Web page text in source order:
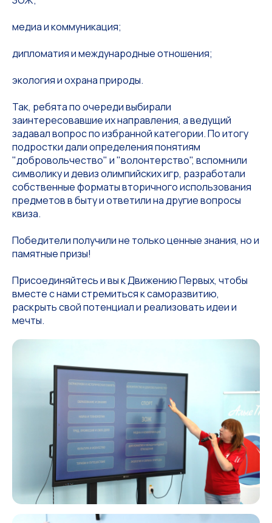
медиа и коммуникация;
дипломатия и международные отношения;
экология и охрана природы.
Так, ребята по очереди выбирали
заинтересовавшие их направления, а ведущий
задавал вопрос по избранной категории. По итогу
подростки дали определения понятиям
"добровольчество" и "волонтерство", вспомнили
символику и девиз олимпийских игр, разработали
собственные форматы вторичного использования
предметов в быту и ответили на другие вопросы
квиза.
Победители получили не только ценные знания, но и
памятные призы!
Присоединяйтесь и вы к Движению Первых, чтобы
вместе с нами стремиться к саморазвитию,
раскрыть свой потенциал и реализовать идеи и
мечты.